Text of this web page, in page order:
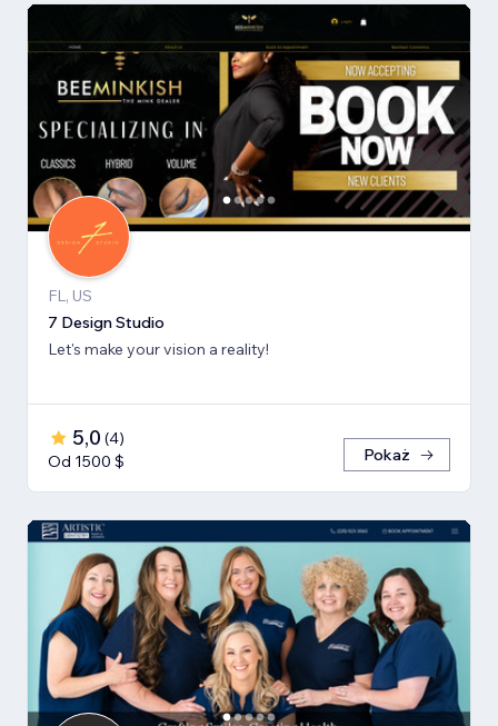
FL, US
7 Design Studio
Let's make your vision a reality!
5,0 (4)
Od 1500 $
Pokaż